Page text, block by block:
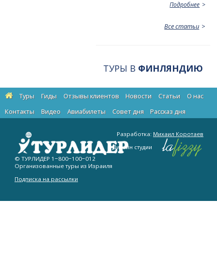
Подробнее
Все статьи
ТУРЫ В ФИНЛЯНДИЮ
Туры Гиды Отзывы клиентов Новости Статьи
О нас
Контакты
Видео Авиабилеты Cовет дня Рассказ дня
© ТУРЛИДЕР 1−800−100−012
Организованные туры из Израиля
Подписка на рассылки
Разработка: Михаил Коротаев
Дизайн студии